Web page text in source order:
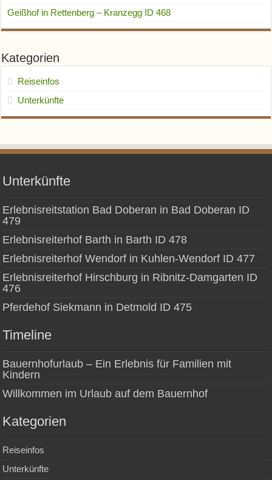
Geißhof in Rettenberg – Kranzegg ID 468
Kategorien
Reiseinfos
Unterkünfte
Unterkünfte
Erlebnisreitstation Bad Doberan in Bad Doberan ID
479
Erlebnisreiterhof Barth in Barth ID 478
Erlebnisreiterhof Wendorf in Kuhlen-Wendorf ID 477
Erlebnisreiterhof Hirschburg in Ribnitz-Damgarten ID
476
Pferdehof Siekmann in Detmold ID 475
Timeline
Bauernhofurlaub – Ein Erlebnis für Familien mit
Kindern
Willkommen im Urlaub auf dem Bauernhof
Kategorien
Reiseinfos
Unterkünfte